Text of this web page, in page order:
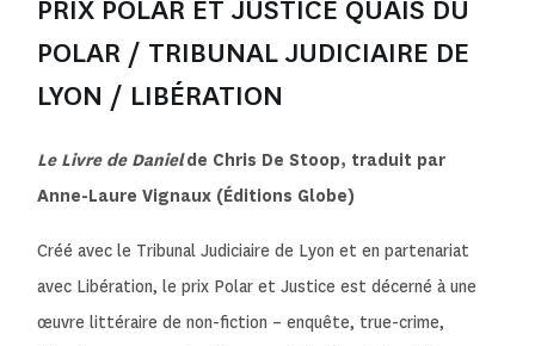
PRIX POLAR ET JUSTICE QUAIS DU
POLAR / TRIBUNAL JUDICIAIRE DE
LYON / LIBÉRATION
Le Livre de Danielde Chris De Stoop, traduit par
Anne-Laure Vignaux (Éditions Globe)
Créé avec le Tribunal Judiciaire de Lyon et en partenariat
avec Libération, le prix Polar et Justice est décerné à une
œuvre littéraire de non-fiction – enquête, true-crime,